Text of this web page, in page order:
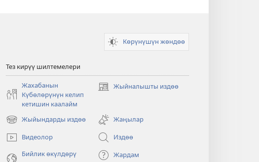
Көрүнүшүн жөндөө
Тез кирүү шилтемелери
Жахабанын
Күбөлөрүнүн келип
кетишин каалайм
Жыйналышты издөө
(жаңы
Жыйындарды издөө
(жаңы
терезе
ачат)
Жаңылар
Видеолор
Издөө
Бийлик өкүлдөрү
Жардам